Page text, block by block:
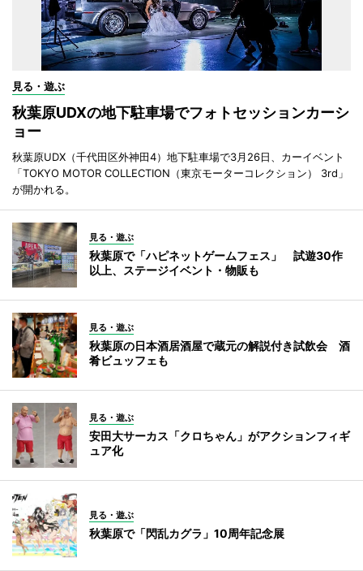
見る・遊ぶ
秋葉原UDXの地下駐車場でフォトセッションカーシ
ョー
秋葉原UDX（千代田区外神田4）地下駐車場で3月26日、カーイベント
「TOKYO MOTOR COLLECTION（東京モーターコレクション） 3rd」
が開かれる。
見る・遊ぶ
秋葉原で「ハピネットゲームフェス」 試遊30作
以上、ステージイベント・物販も
見る・遊ぶ
秋葉原の日本酒居酒屋で蔵元の解説付き試飲会 酒
肴ビュッフェも
見る・遊ぶ
安田大サーカス「クロちゃん」がアクションフィギ
ュア化
見る・遊ぶ
秋葉原で「閃乱カグラ」10周年記念展